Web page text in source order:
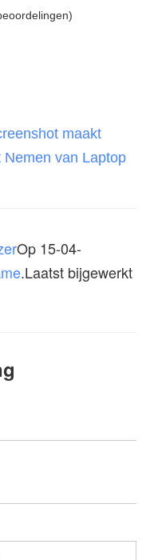
maakt
van Laptop
Op 15-04-
.Laatst bijgewerkt